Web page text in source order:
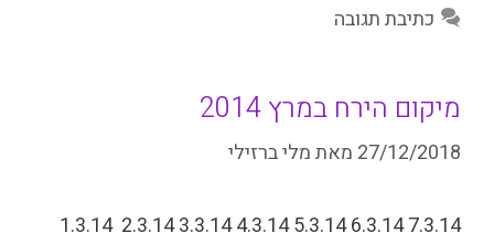
כתיבת תגובה
מיקום הירח במרץ 2014
27/12/2018 מאתמלי ברזילי
7.3.14 6.3.14 5.3.14 4.3.14 3.3.14 2.3.14 1.3.14